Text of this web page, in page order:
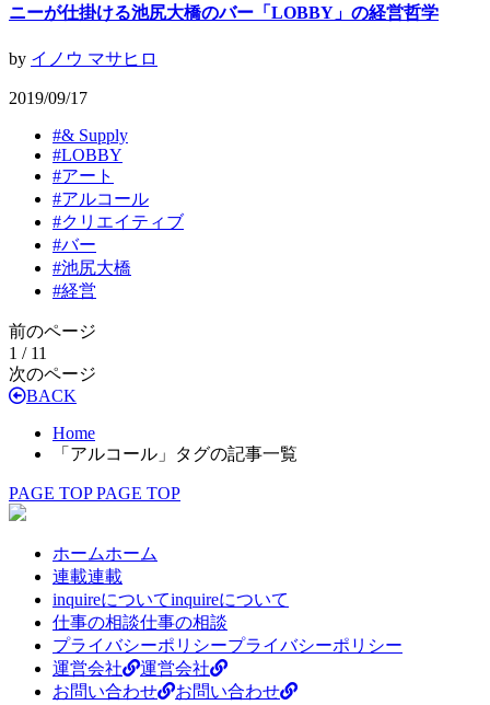
ニーが仕掛ける池尻大橋のバー「LOBBY」の経営哲学
by イノウ マサヒロ
2019/09/17
#& Supply
#LOBBY
#アート
#アルコール
#クリエイティブ
#バー
#池尻大橋
#経営
前のページ
1 / 11
次のページ
BACK
Home
「アルコール」タグの記事一覧
PAGE TOP PAGE TOP
ホームホーム
連載連載
inquireについてinquireについて
仕事の相談仕事の相談
プライバシーポリシープライバシーポリシー
運営会社
運営会社
お問い合わせ
お問い合わせ